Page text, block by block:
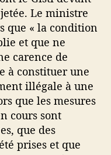
Le ministre
que « la condition
et que ne
carence de
à constituer une
illégale à une
que les mesures
cours sont
que des
prises et que